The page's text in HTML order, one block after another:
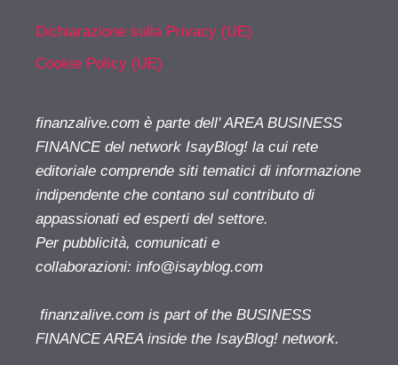
Dichiarazione sulla Privacy (UE)
Cookie Policy (UE)
finanzalive.com è parte dell' AREA BUSINESS
FINANCE del network IsayBlog! la cui rete
editoriale comprende siti tematici di informazione
indipendente che contano sul contributo di
appassionati ed esperti del settore.
Per pubblicità, comunicati e
collaborazioni: info@isayblog.com
finanzalive.com is part of the BUSINESS
FINANCE AREA inside the IsayBlog! network.